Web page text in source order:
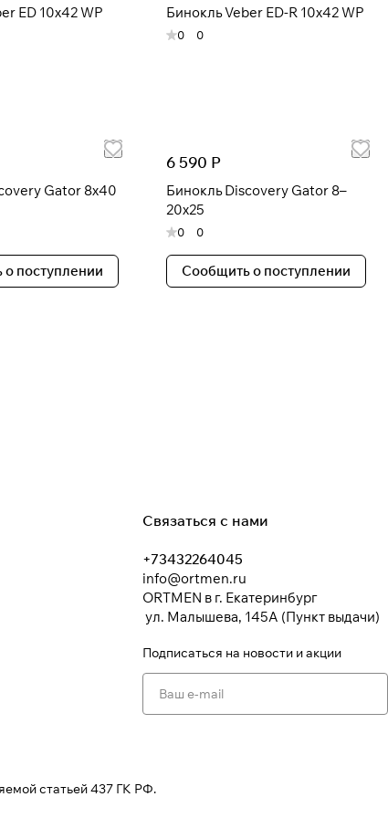
ED 10x42 WP Бинокль Veber ED-R 10x42 WP
0 0
Gator 8x40
поступлении
6 590 Р
Бинокль Discovery Gator 8–
20x25
0 0
Сообщить о поступлении
Связаться с нами
+73432264045
info@ortmen.ru
ORTMEN в г. Екатеринбург
ул. Малышева, 145А (Пункт выдачи)
Подписаться на новости и акции
статьей 437 ГК РФ.